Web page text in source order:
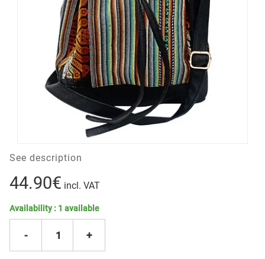
See description
44.90€ incl. VAT
Availability : 1 available
- 1 +